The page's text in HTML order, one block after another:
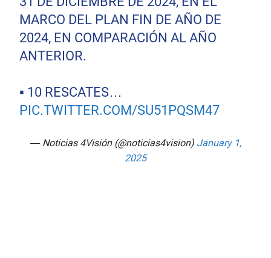
MARCO DEL PLAN FIN DE AÑO DE
2024, EN COMPARACIÓN AL AÑO
ANTERIOR.
▪️ 10 RESCATES…
PIC.TWITTER.COM/SU51PQSM47
— Noticias 4Visión (@noticias4vision) January 1,
2025